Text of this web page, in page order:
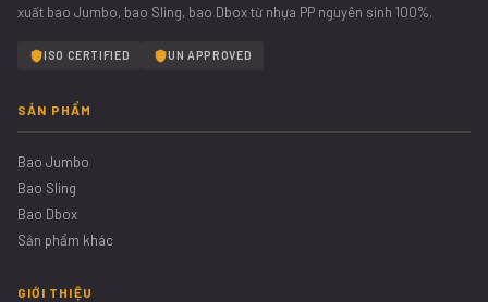
xuất bao Jumbo, bao Sling, bao Dbox từ nhựa PP nguyên sinh 100%.
ISO CERTIFIED UN APPROVED
SẢN PHẨM
Bao Jumbo
Bao Sling
Bao Dbox
Sản phẩm khác
GIỚI THIỆU